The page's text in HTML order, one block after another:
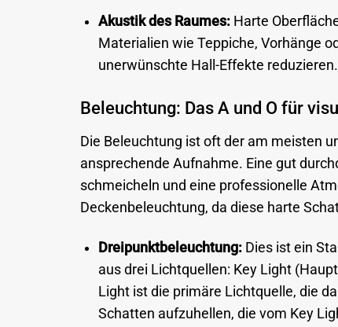
Akustik des Raumes:Harte
Materialien wie Teppiche, Vorhänge
unerwünschte Hall-Effekte reduzieren.
Beleuchtung: Das A und O für
Die Beleuchtung ist oft der am meisten
ansprechende Aufnahme. Eine gut
schmeicheln und eine professionelle
Deckenbeleuchtung, da diese harte
Dreipunktbeleuchtung:Dies ist ein
aus drei Lichtquellen: Key Light
Light ist die primäre Lichtquelle, die
Schatten aufzuhellen, die vom Key